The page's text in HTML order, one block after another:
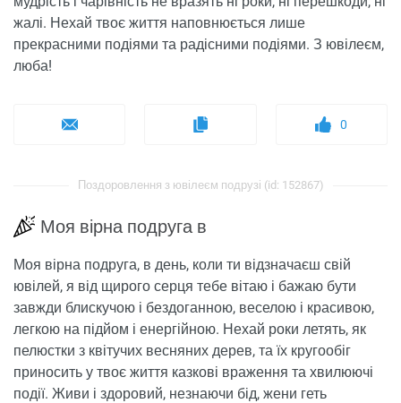
жалі. Нехай твоє життя наповнюється лише
прекрасними подіями та радісними подіями. З ювілеєм,
люба!
0
Поздоровлення з ювілеєм подрузі (id: 152867)
Моя вірна подруга в
Моя вірна подруга, в день, коли ти відзначаєш свій
ювілей, я від щирого серця тебе вітаю і бажаю бути
завжди блискучою і бездоганною, веселою і красивою,
легкою на підйом і енергійною. Нехай роки летять, як
пелюстки з квітучих весняних дерев, та їх кругообіг
приносить у твоє життя казкові враження та хвилюючі
події. Живи і здоровий, незнаючи бід, жени геть